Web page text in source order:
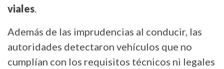
viales
Además de las imprudencias al conducir, las
autoridades detectaron vehículos que no
cumplían con los requisitos técnicos ni legales